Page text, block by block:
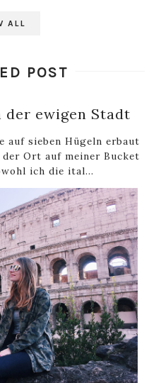
ALL
POST
der ewigen Stadt
auf sieben Hügeln erbaut
Ort auf meiner Bucket
ich die ital...